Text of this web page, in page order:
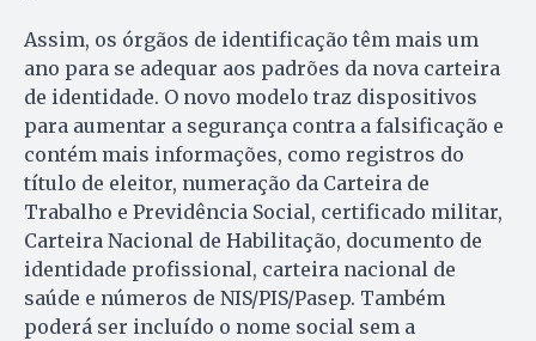
Assim, os órgãos de identificação têm mais um
ano para se adequar aos padrões da nova carteira
de identidade. O novo modelo traz dispositivos
para aumentar a segurança contra a falsificação e
contém mais informações, como registros do
título de eleitor, numeração da Carteira de
Trabalho e Previdência Social, certificado militar,
Carteira Nacional de Habilitação, documento de
identidade profissional, carteira nacional de
saúde e números de NIS/PIS/Pasep. Também
poderá ser incluído o nome social sem a